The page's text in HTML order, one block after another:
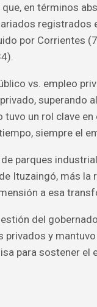
en términos
registrados
por Corrientes
vs. empleo
superando
un rol clave
siempre el
parques
Ituzaingó, más la
a esa
del
privados y
para sostener el